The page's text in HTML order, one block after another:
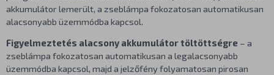
akkumulátor lemerült, a zseblámpa fokozatosan automatikusan
alacsonyabb üzemmódba kapcsol.
Figyelmeztetés alacsony akkumulátor töltöttségre – a
zseblámpa fokozatosan automatikusan a legalacsonyabb
üzemmódba kapcsol, majd a jelzőfény folyamatosan pirosan